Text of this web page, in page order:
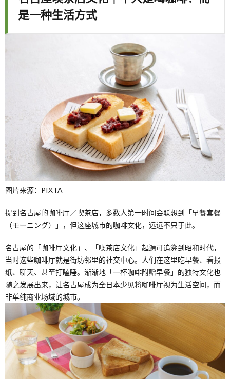
是一种生活方式
图片来源：PIXTA
提到名古屋的咖啡厅／喫茶店，多数人第一时间会联想到「早餐套餐
（モーニング）」，但这座城市的咖啡文化，远远不只于此。
名古屋的「咖啡厅文化」、「喫茶店文化」起源可追溯到昭和时代，
当时这些咖啡厅就是街坊邻里的社交中心。人们在这里吃早餐、看报
纸、聊天、甚至打瞌睡。渐渐地「一杯咖啡附赠早餐」的独特文化也
随之发展出来，让名古屋成为全日本少见将咖啡厅视为生活空间，而
非单纯商业场域的城市。